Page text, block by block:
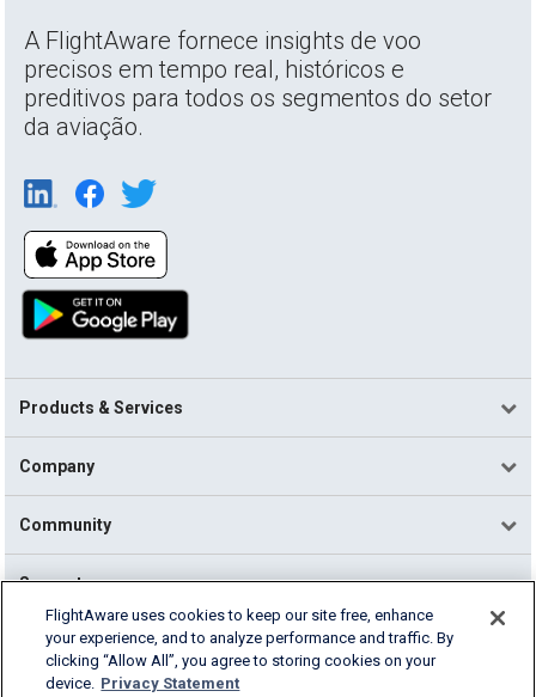
A FlightAware fornece insights de voo
precisos em tempo real, históricos e
preditivos para todos os segmentos do setor
da aviação.
Products & Services
Company
Community
Support
English (USA)
2026 FlightAware
FlightAware uses cookies to keep our site free, enhance
your experience, and to analyze performance and traffic. By
clicking “Allow All”, you agree to storing cookies on your
device. Privacy Statement